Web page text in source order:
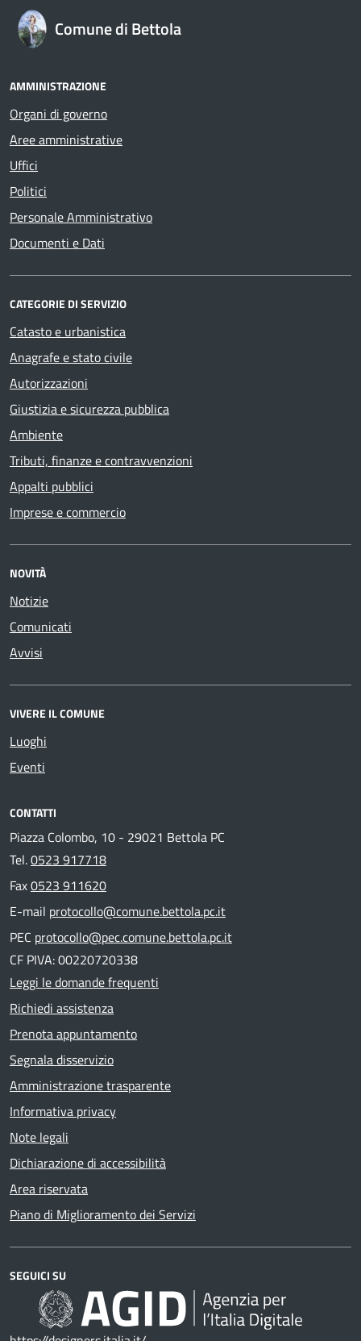
Comune di Bettola
AMMINISTRAZIONE
Organi di governo
Aree amministrative
Uffici
Politici
Personale Amministrativo
Documenti e Dati
CATEGORIE DI SERVIZIO
Catasto e urbanistica
Anagrafe e stato civile
Autorizzazioni
Giustizia e sicurezza pubblica
Ambiente
Tributi, finanze e contravvenzioni
Appalti pubblici
Imprese e commercio
NOVITÀ
Notizie
Comunicati
Avvisi
VIVERE IL COMUNE
Luoghi
Eventi
CONTATTI
Piazza Colombo, 10 - 29021 Bettola PC
Tel.0523 917718
Fax0523 911620
E-mail protocollo@comune.bettola.pc.it
PEC protocollo@pec.comune.bettola.pc.it
CF PIVA: 00220720338
Leggi le domande frequenti
Richiedi assistenza
Prenota appuntamento
Segnala disservizio
Amministrazione trasparente
Informativa privacy
Note legali
Dichiarazione di accessibilità
Area riservata
Piano di Miglioramento dei Servizi
SEGUICI SU